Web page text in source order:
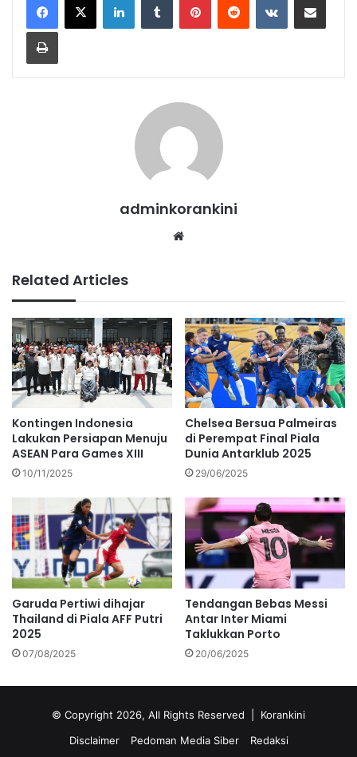
Print
adminkorankini
Related Articles
Kontingen Indonesia
Lakukan Persiapan Menuju
ASEAN Para Games XIII
10/11/2025
Chelsea Bersua Palmeiras
di Perempat Final Piala
Dunia Antarklub 2025
29/06/2025
Garuda Pertiwi dihajar
Thailand di Piala AFF Putri
2025
07/08/2025
Tendangan Bebas Messi
Antar Inter Miami
Taklukkan Porto
20/06/2025
© Copyright 2026, All Rights Reserved | Korankini
Disclaimer
Pedoman Media Siber Redaksi